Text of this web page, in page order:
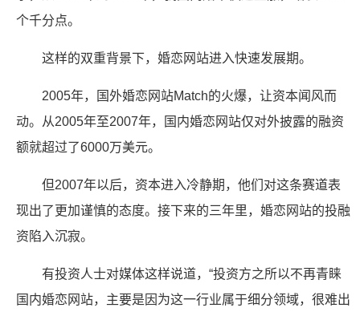
个千分点。
这样的双重背景下，婚恋网站进入快速发展期。
2005年，国外婚恋网站Match的火爆，让资本闻风而
动。从2005年至2007年，国内婚恋网站仅对外披露的融资
额就超过了6000万美元。
但2007年以后，资本进入冷静期，他们对这条赛道表
现出了更加谨慎的态度。接下来的三年里，婚恋网站的投融
资陷入沉寂。
有投资人士对媒体这样说道，“投资方之所以不再青睐
国内婚恋网站，主要是因为这一行业属于细分领域，很难出